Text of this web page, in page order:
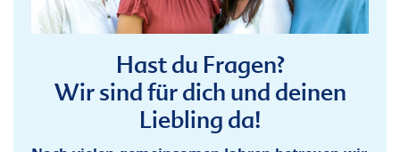
Hast du Fragen?
Wir sind für dich und deinen
Liebling da!